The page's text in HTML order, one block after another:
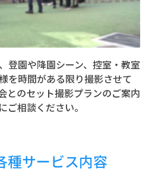
登園や降園シーン、控室・教室
を時間がある限り撮影させて
とのセット撮影プランのご案内
ご相談ください。
サービス内容